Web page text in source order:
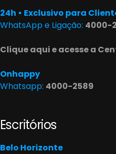
24h • Exclusivo para
WhatsApp e Ligação: 4000-
Clique aqui e acesse a
Onhappy
Whatsapp: 4000-2589
Escritórios
Belo Horizonte